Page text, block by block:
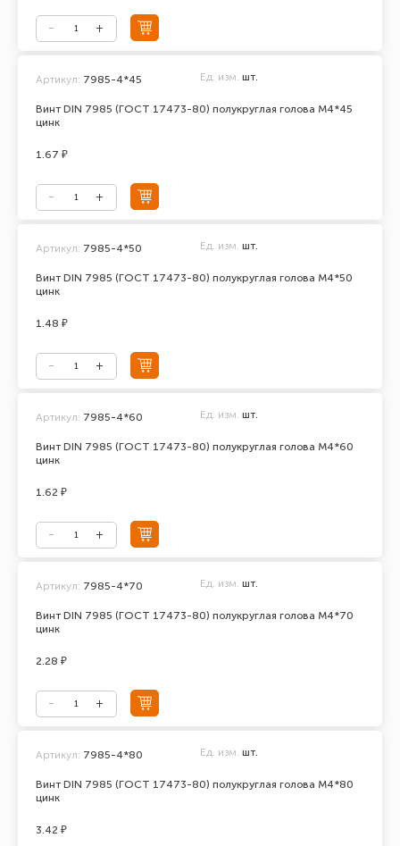
Винт DIN 7985 (ГОСТ 17473-80) полукруглая голова М4*45
цинк
Артикул: 7985-4*45 Ед. изм. шт.
1.67 ₽
Винт DIN 7985 (ГОСТ 17473-80) полукруглая голова М4*50
цинк
Артикул: 7985-4*50 Ед. изм. шт.
1.48 ₽
Винт DIN 7985 (ГОСТ 17473-80) полукруглая голова М4*60
цинк
Артикул: 7985-4*60 Ед. изм. шт.
1.62 ₽
Винт DIN 7985 (ГОСТ 17473-80) полукруглая голова М4*70
цинк
Артикул: 7985-4*70 Ед. изм. шт.
2.28 ₽
Винт DIN 7985 (ГОСТ 17473-80) полукруглая голова М4*80
цинк
Артикул: 7985-4*80 Ед. изм. шт.
3.42 ₽